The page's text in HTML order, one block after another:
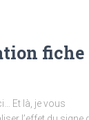
fiche
Et là, je vous